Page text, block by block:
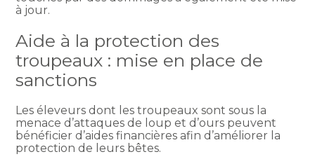
à jour.
Aide à la protection des
troupeaux : mise en place de
sanctions
Les éleveurs dont les troupeaux sont sous la
menace d’attaques de loup et d’ours peuvent
bénéficier d’aides financières afin d’améliorer la
protection de leurs bêtes.